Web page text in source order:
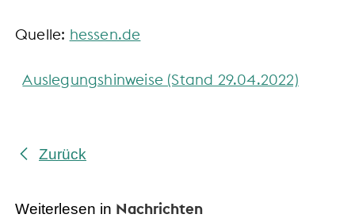
Quelle: hessen.de
Auslegungshinweise (Stand 29.04.2022)
Zurück
Weiterlesen in Nachrichten